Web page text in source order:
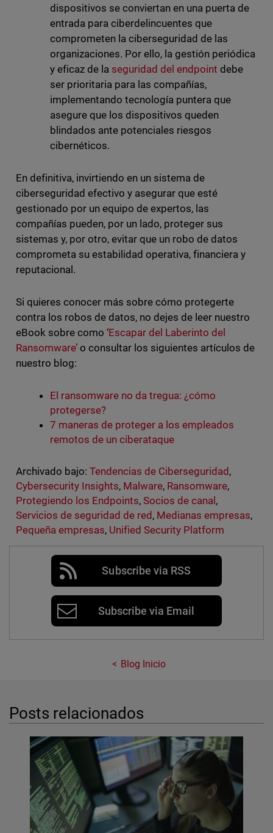
dispositivos se conviertan en una puerta de
entrada para ciberdelincuentes que
comprometen la ciberseguridad de las
organizaciones. Por ello, la gestión periódica
y eficaz de la seguridad del endpoint debe
ser prioritaria para las compañías,
implementando tecnología puntera que
asegure que los dispositivos queden
blindados ante potenciales riesgos
cibernéticos.
En definitiva, invirtiendo en un sistema de
ciberseguridad efectivo y asegurar que esté
gestionado por un equipo de expertos, las
compañías pueden, por un lado, proteger sus
sistemas y, por otro, evitar que un robo de datos
comprometa su estabilidad operativa, financiera y
reputacional.
Si quieres conocer más sobre cómo protegerte
contra los robos de datos, no dejes de leer nuestro
eBook sobre como ‘Escapar del Laberinto del
Ransomware’o consultar los siguientes artículos de
nuestro blog:
El ransomware no da tregua: ¿cómo
protegerse?
7 maneras de proteger a los empleados
remotos de un ciberataque
Archivado bajo: Tendencias de Ciberseguridad ,
Cybersecurity Insights, Malware, Ransomware,
Protegiendo los Endpoints, Socios de canal ,
Servicios de seguridad de red , Medianas empresas,
Pequeña empresas, Unified Security Platform
Subscribe via RSS
Subscribe via Email
Blog Inicio
Posts relacionados